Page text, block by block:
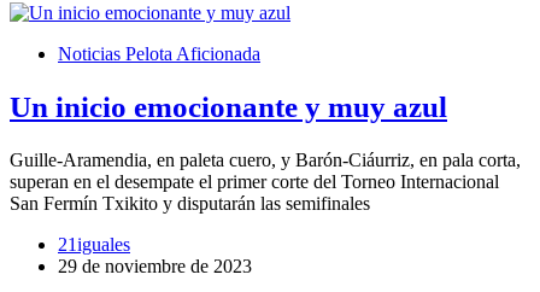
Noticias Pelota Aficionada
Un inicio emocionante y muy azul
Guille-Aramendia, en paleta cuero, y Barón-Ciáurriz, en pala corta,
superan en el desempate el primer corte del Torneo Internacional
San Fermín Txikito y disputarán las semifinales
21iguales
29 de noviembre de 2023